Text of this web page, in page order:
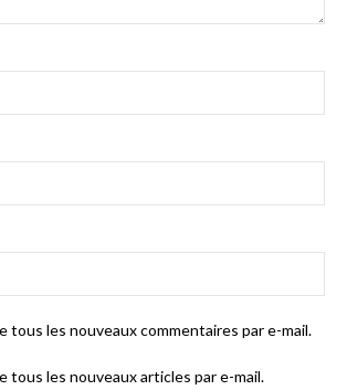
tous les nouveaux commentaires par e-mail.
tous les nouveaux articles par e-mail.